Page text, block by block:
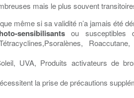
mais le plus souvent
même si sa validité n’a jamais été
sensibilisants ou susceptibles
Roaccutane,
UVA, Produits activateurs de
la prise de précautions